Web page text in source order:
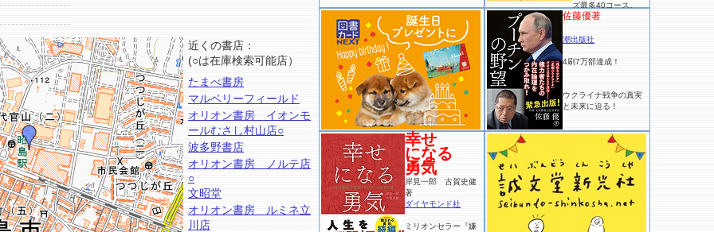
近くの書店：
(○は在庫検索可能店）
たまべ書房
マルベリーフィールド
オリオン書房 イオンモ
ールむさし村山店○
波多野書店
オリオン書房 ノルテ店
○
文昭堂
オリオン書房 ルミネ立
川店
ズ最多40コース。
佐藤優著
潮出版社
4刷7万部達成！
ウクライナ戦争の真実
と未来に迫る！
幸せ
になる
勇気
岸見一郎 古賀史健
著
ダイヤモンド社
ミリオンセラー『嫌